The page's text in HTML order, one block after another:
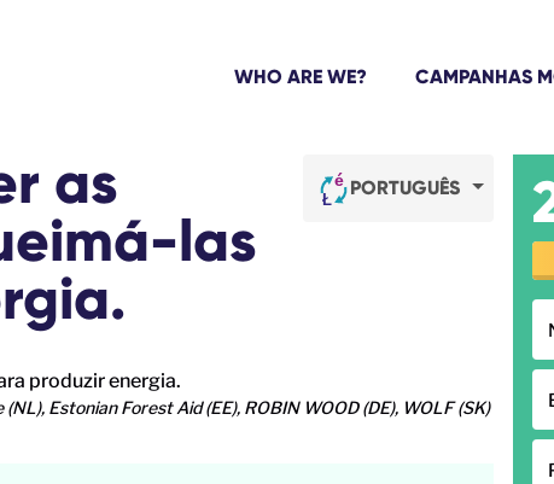
WHO ARE WE? CAMPANHAS
PORTUGUÊS
as
las
Estonian Forest Aid (EE), ROBIN WOOD (DE), WOLF (SK)